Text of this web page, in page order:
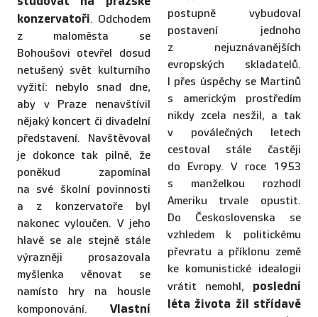
konzervatoři. Odchodem
z maloměsta se
Bohoušovi otevřel dosud
netušený svět kulturního
vyžití: nebylo snad dne,
aby v Praze nenavštívil
nějaký koncert či divadelní
představení. Navštěvoval
je dokonce tak pilně, že
poněkud zapomínal
na své školní povinnosti
a z konzervatoře byl
nakonec vyloučen. V jeho
hlavě se ale stejně stále
výrazněji prosazovala
myšlenka věnovat se
namísto hry na housle
komponování. Vlastní
postupně vybudoval
postavení jednoho
z nejuznávanějších
evropských skladatelů.
I přes úspěchy se Martinů
s americkým prostředím
nikdy zcela nesžil, a tak
v poválečných letech
cestoval stále častěji
do Evropy. V roce 1953
s manželkou rozhodl
Ameriku trvale opustit.
Do Československa se
vzhledem k politickému
převratu a příklonu země
ke komunistické idealogii
vrátit nemohl, poslední
léta života žil střídavě